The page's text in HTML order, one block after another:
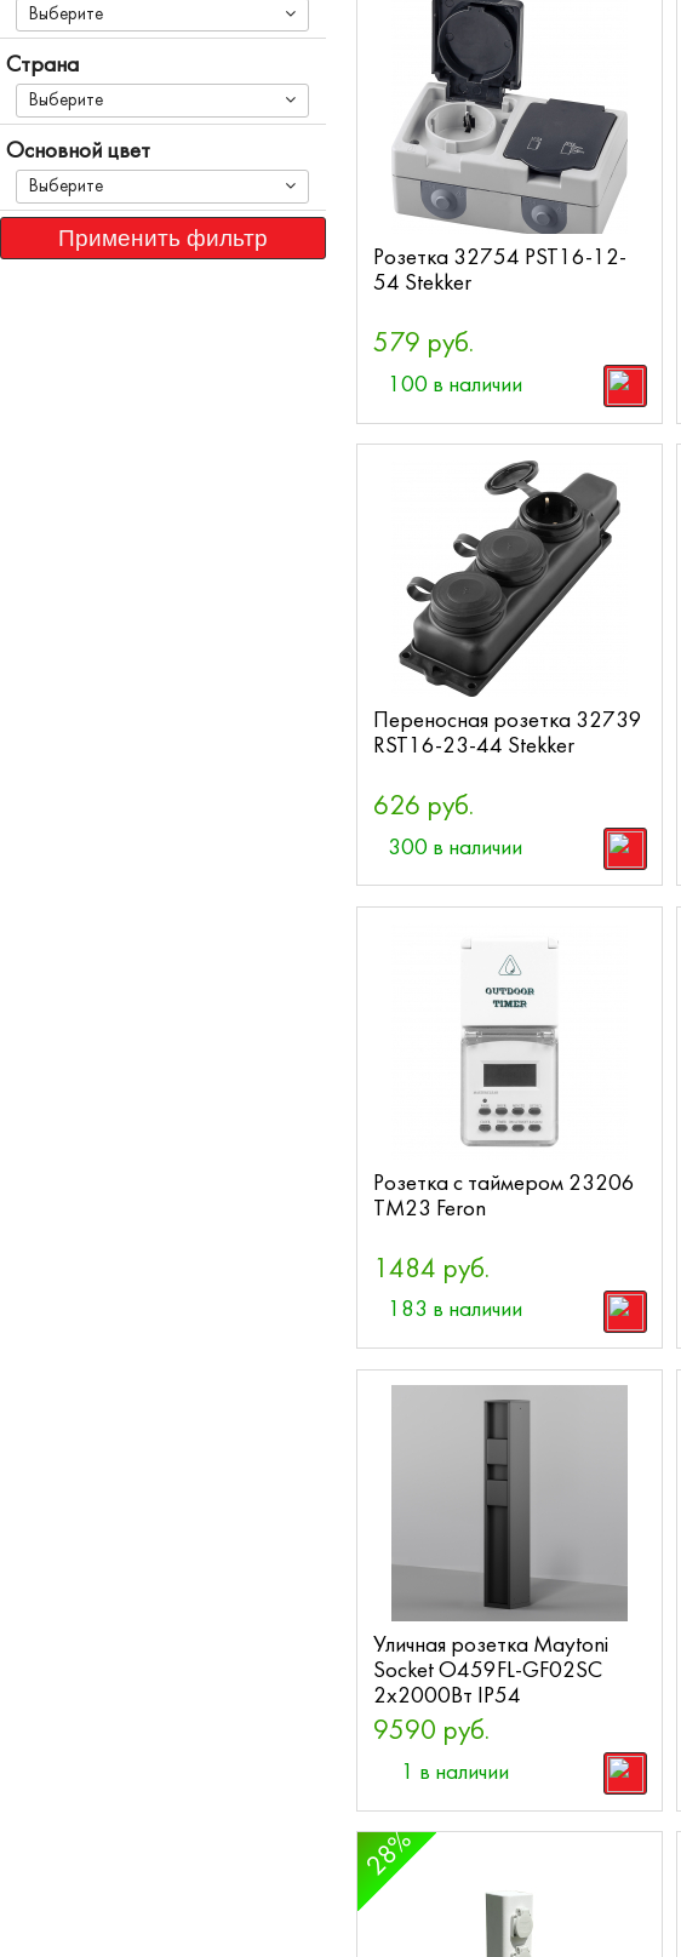
Выберите
Страна
Выберите
Основной цвет
Выберите
Розетка 32754 PST16-12-
54 Stekker
579 руб.
100 в наличии
Переносная розетка 32739
RST16-23-44 Stekker
626 руб.
300 в наличии
Розетка с таймером 23206
TM23 Feron
1484 руб.
183 в наличии
Уличная розетка Maytoni
Socket O459FL-GF02SC
2x2000Вт IP54
9590 руб.
1 в наличии
28%